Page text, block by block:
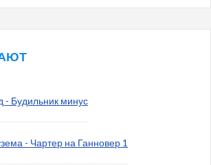
- Будильник минус
- Чартер на Ганновер 1